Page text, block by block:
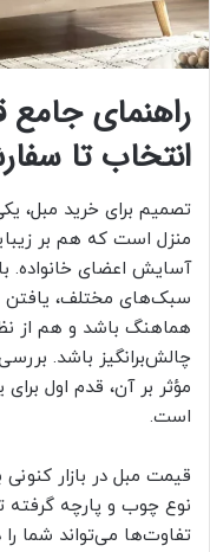
راهنمای
انتخاب تا
تصمیم برای خرید مبل،
منزل است که هم بر
آسایش اعضای خانواده.
سبک‌های مختلف، یافتن
هماهنگ باشد و هم از
چالش‌برانگیز باشد.
مؤثر بر آن، قدم اول
است.
قیمت مبل در بازار
نوع چوب و پارچه گرفته
تفاوت‌ها می‌تواند شما را